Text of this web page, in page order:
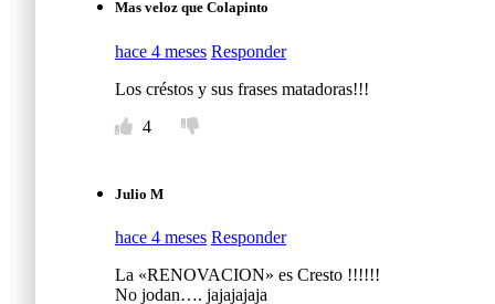
Mas veloz que Colapinto
hace 4 meses Responder
Los créstos y sus frases matadoras!!!
4
Julio M
hace 4 meses Responder
La «RENOVACION» es Cresto !!!!!!
No jodan…. jajajajaja